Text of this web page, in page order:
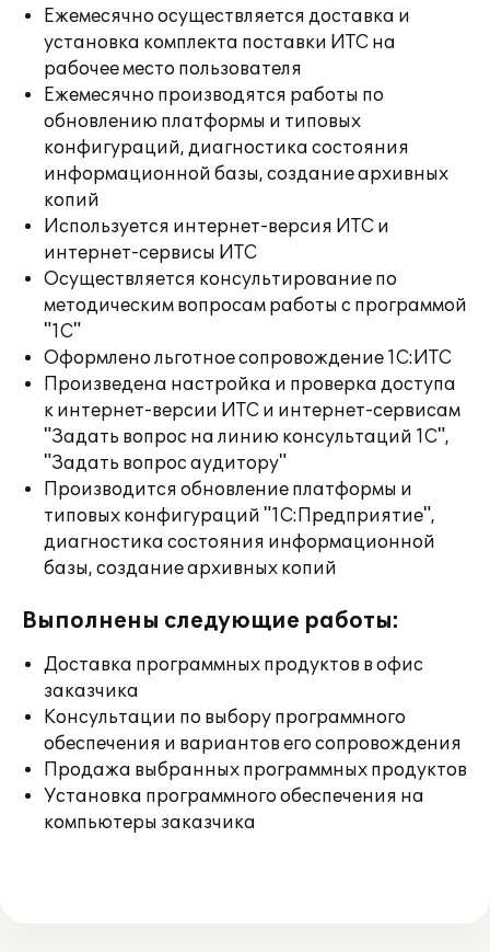
Ежемесячно осуществляется доставка и
установка комплекта поставки ИТС на
рабочее место пользователя
Ежемесячно производятся работы по
обновлению платформы и типовых
конфигураций, диагностика состояния
информационной базы, создание архивных
копий
Используется интернет-версия ИТС и
интернет-сервисы ИТС
Осуществляется консультирование по
методическим вопросам работы с программой
"1С"
Оформлено льготное сопровождение 1С:ИТС
Произведена настройка и проверка доступа
к интернет-версии ИТС и интернет-сервисам
"Задать вопрос на линию консультаций 1С",
"Задать вопрос аудитору"
Производится обновление платформы и
типовых конфигураций "1С:Предприятие",
диагностика состояния информационной
базы, создание архивных копий
Выполнены следующие работы:
Доставка программных продуктов в офис
заказчика
Консультации по выбору программного
обеспечения и вариантов его сопровождения
Продажа выбранных программных продуктов
Установка программного обеспечения на
компьютеры заказчика